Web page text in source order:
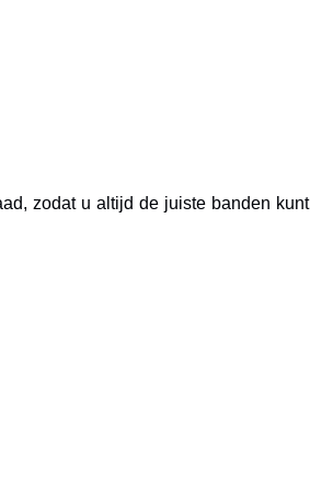
zodat u altijd de juiste banden